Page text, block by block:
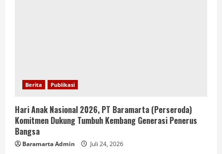
Berita Publikasi
Hari Anak Nasional 2026, PT Baramarta (Perseroda)
Komitmen Dukung Tumbuh Kembang Generasi Penerus
Bangsa
Baramarta Admin Juli 24, 2026